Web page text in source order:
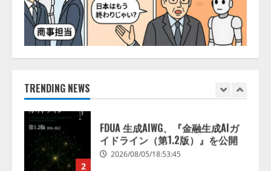
TRENDING NEWS
1
2026/08/05/19:53:48
2
半で約7.8倍に ChatGPTなどの
生成AIサービス経由のWebサイト
流入の実態を調査